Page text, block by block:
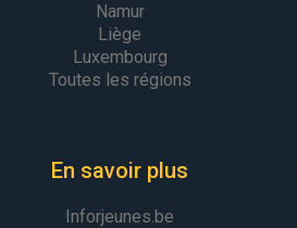
Namur
Liège
Luxembourg
Toutes les régions
En savoir plus
Inforjeunes.be